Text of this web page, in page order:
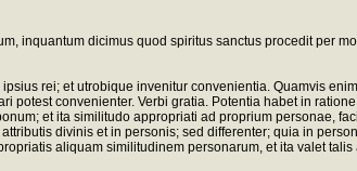
inquantum dicimus quod spiritus sanctus procedit per
rei; et utrobique invenitur convenientia. Quamvis
convenienter. Verbi gratia. Potentia habet in
et ita similitudo appropriati ad proprium personae,
divinis et in personis; sed differenter; quia in
aliquam similitudinem personarum, et ita valet